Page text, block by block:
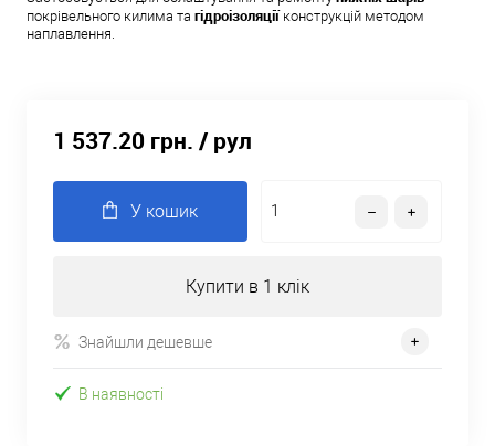
покрівельного килима та гідроізоляціїконструкцій методом
наплавлення.
1 537.20 грн. / рул
У кошик
Купити в 1 клік
Знайшли дешевше
В наявності